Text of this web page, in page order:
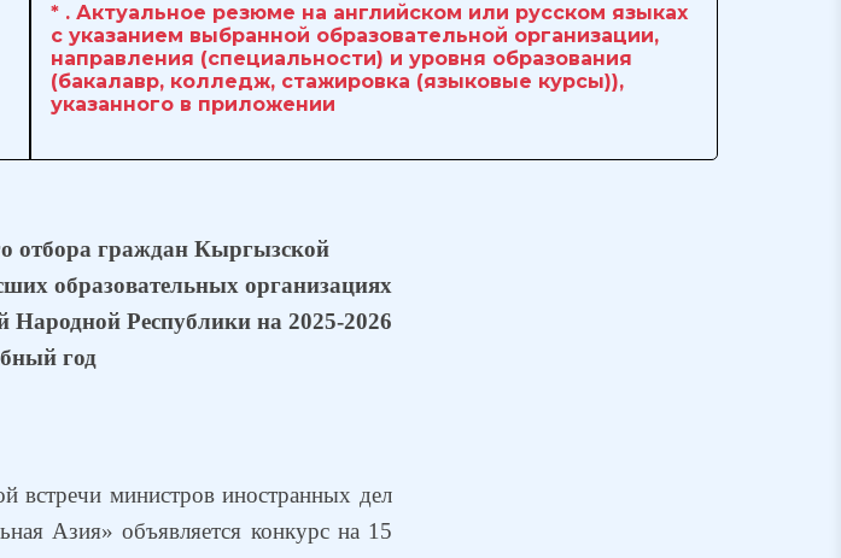
* . Актуальное резюме на английском или русском языках
с указанием выбранной образовательной организации,
направления (специальности) и уровня образования
(бакалавр, колледж, стажировка (языковые курсы)),
указанного в приложении
отбора граждан Кыргызской
образовательных организациях
Республики на 2025-2026
год
встречи министров иностранных дел
Азия» объявляется конкурс на 15